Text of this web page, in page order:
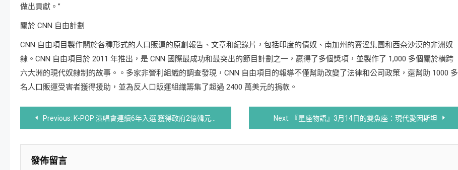
做出貢獻。”
關於 CNN 自由計劃
CNN 自由項目製作關於各種形式的人口販運的原創報告、文章和紀錄片，包括印度的債奴、南加州的賣淫集團和西奈沙漠的非洲奴
隸。CNN 自由項目於 2011 年推出，是 CNN 國際最成功和最突出的節目計劃之一，贏得了多個獎項，並製作了 1,000 多個關於橫跨
六大洲的現代奴隸制的故事。。多家非營利組織的調查發現，CNN 自由項目的報導不僅幫助改變了法律和公司政策，還幫助 1000 多
名人口販運受害者獲得援助，並為反人口販運組織籌集了超過 2400 萬美元的捐款。
章
導
Previous: K-POP 演唱會連續6年入選 獲得政府2億韓元支援 Next: 『星座物語』3月14日的雙魚座：現代愛因斯坦
發佈留言